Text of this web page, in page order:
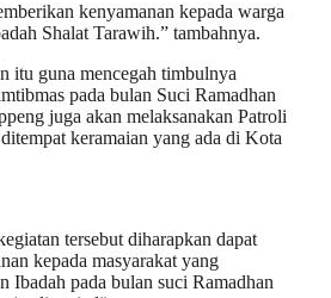
kenyamanan kepada warga
Shalat Tarawih.” tambahnya.
itu guna mencegah timbulnya
pada bulan Suci Ramadhan
juga akan melaksanakan Patroli
keramaian yang ada di Kota
tersebut diharapkan dapat
kepada masyarakat yang
Ibadah pada bulan suci Ramadhan